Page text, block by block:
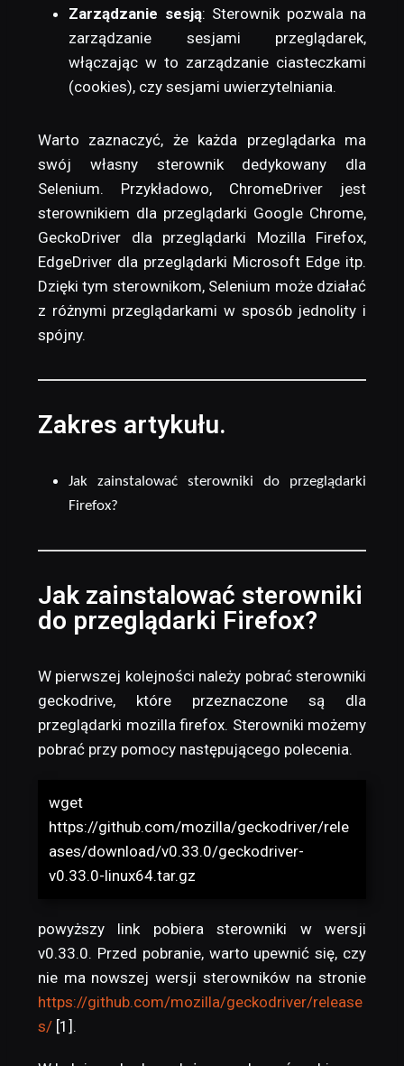
Zarządzanie sesją: Sterownik pozwala na
zarządzanie sesjami przeglądarek,
włączając w to zarządzanie ciasteczkami
(cookies), czy sesjami uwierzytelniania.
Warto zaznaczyć, że każda przeglądarka ma
swój własny sterownik dedykowany dla
Selenium. Przykładowo, ChromeDriver jest
sterownikiem dla przeglądarki Google Chrome,
GeckoDriver dla przeglądarki Mozilla Firefox,
EdgeDriver dla przeglądarki Microsoft Edge itp.
Dzięki tym sterownikom, Selenium może działać
z różnymi przeglądarkami w sposób jednolity i
spójny.
Zakres artykułu.
Jak zainstalować sterowniki do przeglądarki
Firefox?
Jak zainstalować sterowniki
do przeglądarki Firefox?
W pierwszej kolejności należy pobrać sterowniki
geckodrive, które przeznaczone są dla
przeglądarki mozilla firefox. Sterowniki możemy
pobrać przy pomocy następującego polecenia.
wget
https://github.com/mozilla/geckodriver/rele
ases/download/v0.33.0/geckodriver-
v0.33.0-linux64.tar.gz
powyższy link pobiera sterowniki w wersji
v0.33.0. Przed pobranie, warto upewnić się, czy
nie ma nowszej wersji sterowników na stronie
https://github.com/mozilla/geckodriver/release
s/ [1].